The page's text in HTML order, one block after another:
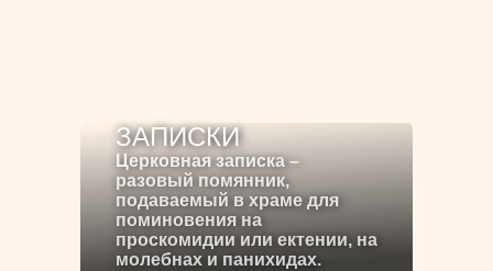
ЗАПИСКИ
Церковная записка –
разовый помянник,
подаваемый в храме для
поминовения на
проскомидии или ектении, на
молебнах и панихидах.